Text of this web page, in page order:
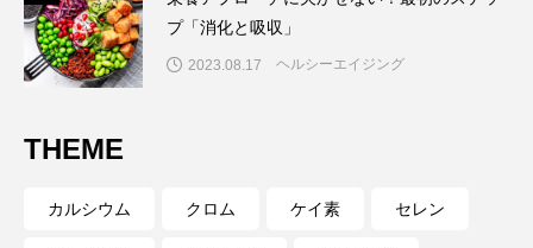
プ「消化と吸収」
2023.08.17 ヘルシーエイジング
THEME
カルシウム クロム ケイ素 セレン